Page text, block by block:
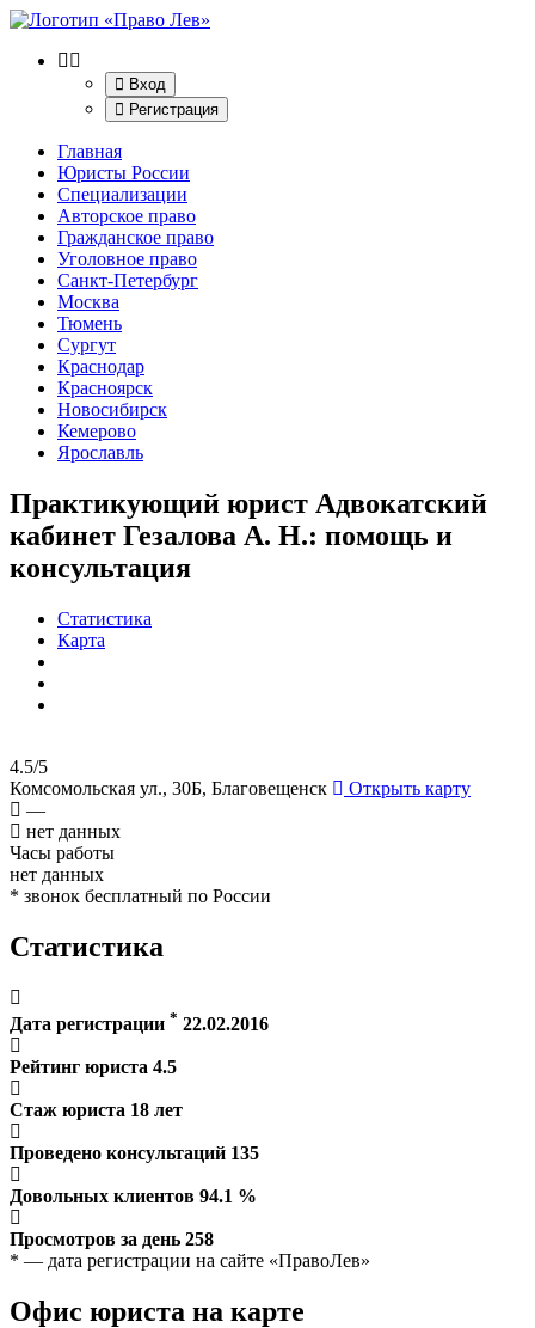
Вход
Регистрация
Главная
Юристы России
Специализации
Авторское право
Гражданское право
Уголовное право
Санкт-Петербург
Москва
Тюмень
Сургут
Краснодар
Красноярск
Новосибирск
Кемерово
Ярославль
Практикующий юрист Адвокатский
кабинет Гезалова А. Н.: помощь и
консультация
Статистика
Карта
4.5/5
Комсомольская ул., 30Б, Благовещенск
Открыть карту
—
нет данных
Часы работы
нет данных
* звонок бесплатный по России
Статистика
Дата регистрации * 22.02.2016
Рейтинг юриста 4.5
Стаж юриста 18 лет
Проведено консультаций 135
Довольных клиентов 94.1 %
Просмотров за день 258
* — дата регистрации на сайте «ПравоЛев»
Офис юриста на карте